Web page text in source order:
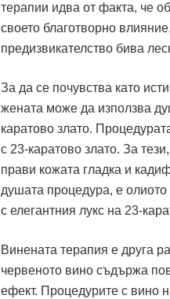
терапии идва от факта, че
своето благотворно
предизвикателство бива
За да се почувства като
жената може да използва
каратово злато.
с 23-каратово злато. За
прави кожата гладка и
душата процедура, е
с елегантния лукс на 23-
Винената терапия е друга
червеното вино съдържа
ефект. Процедурите с вино